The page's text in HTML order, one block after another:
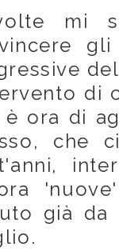
mi
di
è ora di
che
già da